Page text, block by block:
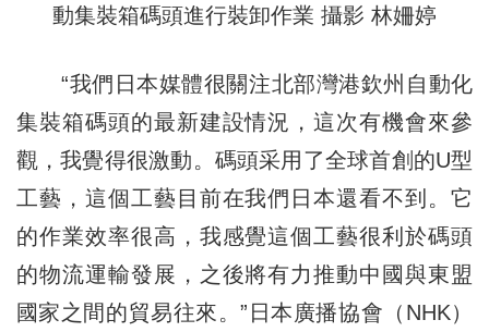
動集裝箱碼頭進行裝卸作業 攝影 林姍婷
“我們日本媒體很關注北部灣港欽州自動化
集裝箱碼頭的最新建設情況，這次有機會來參
觀，我覺得很激動。碼頭采用了全球首創的U型
工藝，這個工藝目前在我們日本還看不到。它
的作業效率很高，我感覺這個工藝很利於碼頭
的物流運輸發展，之後將有力推動中國與東盟
國家之間的貿易往來。”日本廣播協會（NHK）